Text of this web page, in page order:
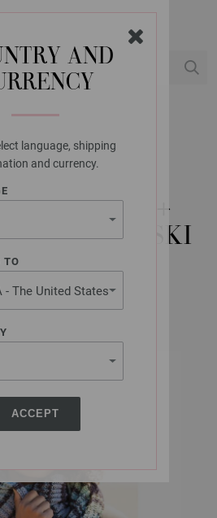
AND
language, shipping
and currency.
TO
- The United States
ACCEPT
GROSSA
NO. 6 -
NJEMACKI +
FRANZUSKI